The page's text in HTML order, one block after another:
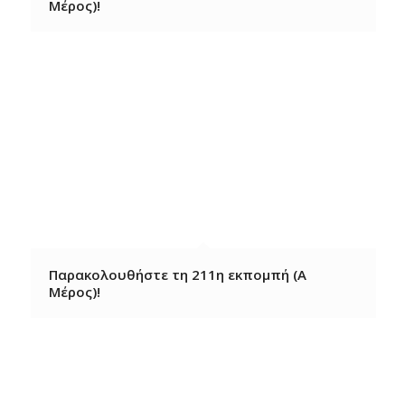
Μέρος)!
Παρακολουθήστε τη 211η εκπομπή (A
Μέρος)!